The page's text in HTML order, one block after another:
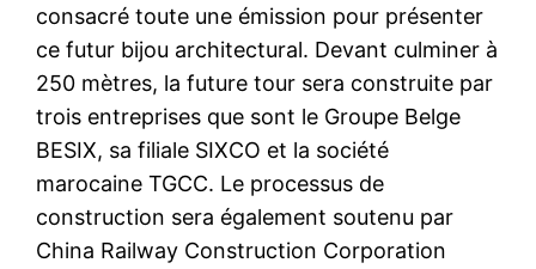
consacré toute une émission pour présenter
ce futur bijou architectural. Devant culminer à
250 mètres, la future tour sera construite par
trois entreprises que sont le Groupe Belge
BESIX, sa filiale SIXCO et la société
marocaine TGCC. Le processus de
construction sera également soutenu par
China Railway Construction Corporation